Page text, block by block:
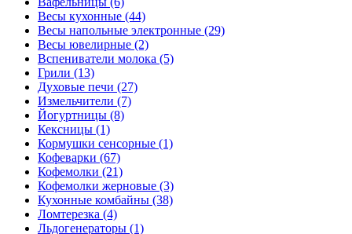
Весы кухонные (44)
Весы напольные электронные (29)
Весы ювелирные (2)
Вспениватели молока (5)
Грили (13)
Духовые печи (27)
Измельчители (7)
Йогуртницы (8)
Кексницы (1)
Кормушки сенсорные (1)
Кофеварки (67)
Кофемолки (21)
Кофемолки жерновые (3)
Кухонные комбайны (38)
Ломтерезка (4)
Льдогенераторы (1)